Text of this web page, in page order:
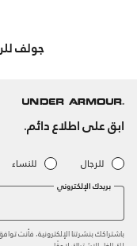
جولف
ابق على اطلاع دائم.
للرجال للنساء
بريدك الإلكتروني
باشتراكك بنشرتنا الإلكترونية، فأنت